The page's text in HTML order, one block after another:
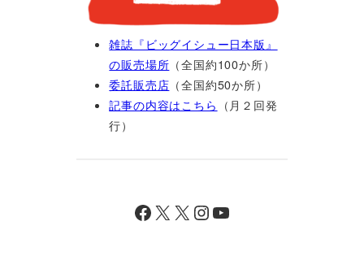
雑誌『ビッグイシュー日本版』
の販売場所 （全国約100か所）
委託販売店 （全国約50か所）
記事の内容はこちら （月２回発
行）
Facebook X X InstagramYouTube